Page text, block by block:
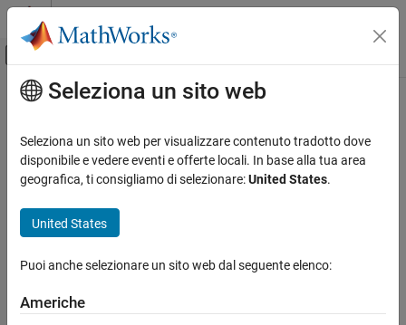
Vai al contenuto
Attiva/disattiva menu di navigazione
Pagina iniziale della documentazione
Contenuto principale
Seleziona un sito web
Seleziona un sito web per visualizzare contenuto tradotto dove
disponibile e vedere eventi e offerte locali. In base alla tua area
geografica, ti consigliamo di selezionare:United States.
United States
Puoi anche selezionare un sito web dal seguente elenco:
Americhe